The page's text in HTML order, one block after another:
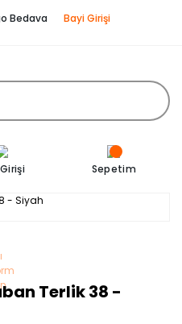
Bedava Bayi Girişi
Sepetim
Terlik 38 -